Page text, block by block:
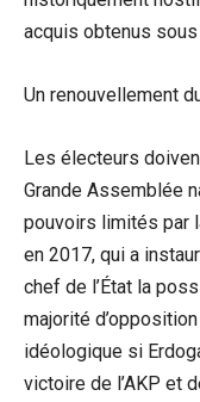
acquis obtenus sous
Un renouvellement
Les électeurs
Grande Assemblée
pouvoirs limités par
en 2017, qui a
chef de l’État la
majorité
idéologique si
victoire de l’AKP et